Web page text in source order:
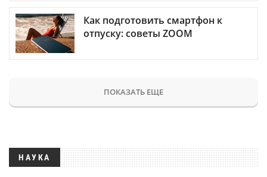
Как подготовить смартфон к
отпуску: советы ZOOM
ПОКАЗАТЬ ЕЩЕ
НАУКА